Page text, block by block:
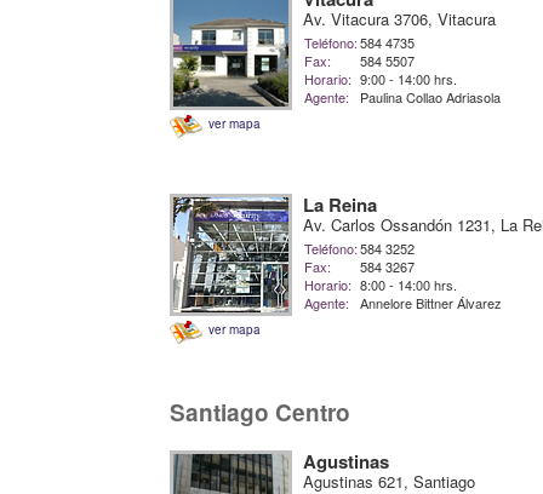
ver mapa
Av. Vitacura 3706, Vitacura
Teléfono:584 4735
Fax:
584 5507
Horario: 9:00 - 14:00 hrs.
Agente:
Paulina Collao Adriasola
ver mapa
La Reina
Av. Carlos Ossandón 1231, La
Teléfono:584 3252
Fax:
584 3267
Horario: 8:00 - 14:00 hrs.
Agente:
Annelore Bittner Álvarez
Santiago Centro
Agustinas
Agustinas 621, Santiago